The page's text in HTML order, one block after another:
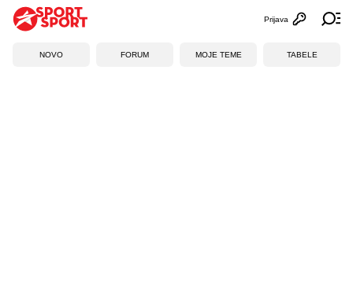
Otvori
Prijava
NOVO FORUM MOJE TEME TABELE